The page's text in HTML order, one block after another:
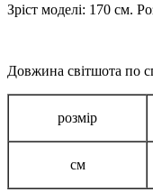
Зріст моделі: 170 см.
Довжина світшота по
розмір
см